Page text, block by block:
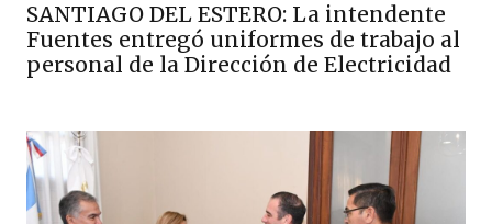
SANTIAGO DEL ESTERO: La intendente
Fuentes entregó uniformes de trabajo al
personal de la Dirección de Electricidad